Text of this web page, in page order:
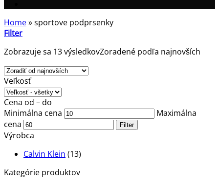
Home»sportove podprsenky
Filter
Zobrazuje sa 13 výsledkovZoradené podľa najnovších
Veľkosť
Cena od – do
Minimálna cena
Maximálna
cena
Filter
Výrobca
Calvin Klein (13)
Kategórie produktov